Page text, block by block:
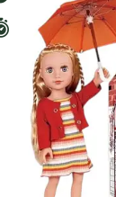
Залишилось 4 дні